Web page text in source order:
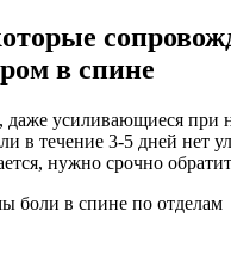
в спине
даже усиливающиеся при
в течение 3-5 дней нет
нужно срочно
боли в спине по отделам